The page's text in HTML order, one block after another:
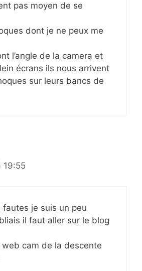
pas moyen de se
dont je ne peux me
l’angle de la camera et
écrans ils nous arrivent
sur leurs bancs de
19:55
fautes je suis un peu
il faut aller sur le blog
cam de la descente